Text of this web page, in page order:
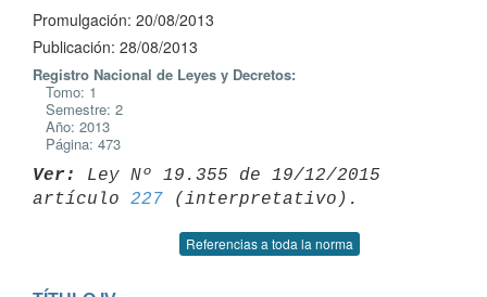
Promulgación: 20/08/2013
Publicación: 28/08/2013
Registro Nacional de Leyes y Decretos:
Tomo: 1
Semestre: 2
Año: 2013
Página: 473
Ver:
Ley Nº 19.355 de 19/12/2015
artículo 227
Referencias a toda la norma